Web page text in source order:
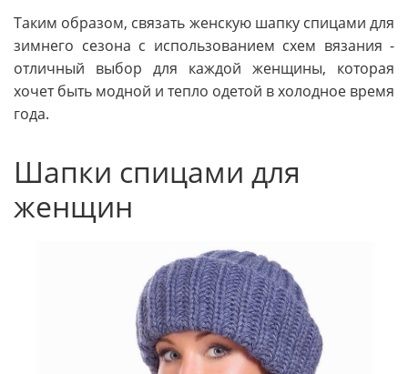
Таким образом, связать женскую шапку спицами для
зимнего сезона с использованием схем вязания -
отличный выбор для каждой женщины, которая
хочет быть модной и тепло одетой в холодное время
года.
Шапки спицами для
женщин